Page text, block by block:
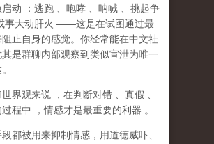
动
：逃跑 、咆哮 、呐喊
、挑起争
事大动肝火 ——这是在试图通过最
阻止自身的感觉。你经常能在中文社
是群聊内部观察到类似宣泄为唯一
界观来说 ，在判断对错 、真假
程中
，情感才是最重要的利器 。
都被用来抑制情感，用道德威吓、